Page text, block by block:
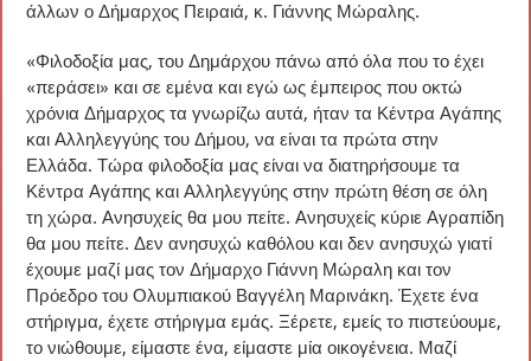
άλλων ο Δήμαρχος Πειραιά, κ. Γιάννης Μώραλης.
«Φιλοδοξία μας, του Δημάρχου πάνω από όλα που το έχει
«περάσει» και σε εμένα και εγώ ως έμπειρος που οκτώ
χρόνια Δήμαρχος τα γνωρίζω αυτά, ήταν τα Κέντρα Αγάπης
και Αλληλεγγύης του Δήμου, να είναι τα πρώτα στην
Ελλάδα. Τώρα φιλοδοξία μας είναι να διατηρήσουμε τα
Κέντρα Αγάπης και Αλληλεγγύης στην πρώτη θέση σε όλη
τη χώρα. Ανησυχείς θα μου πείτε. Ανησυχείς κύριε Αγραπίδη
θα μου πείτε. Δεν ανησυχώ καθόλου και δεν ανησυχώ γιατί
έχουμε μαζί μας τον Δήμαρχο Γιάννη Μώραλη και τον
Πρόεδρο του Ολυμπιακού Βαγγέλη Μαρινάκη. Έχετε ένα
στήριγμα, έχετε στήριγμα εμάς. Ξέρετε, εμείς το πιστεύουμε,
το νιώθουμε, είμαστε ένα, είμαστε μία οικογένεια. Μαζί